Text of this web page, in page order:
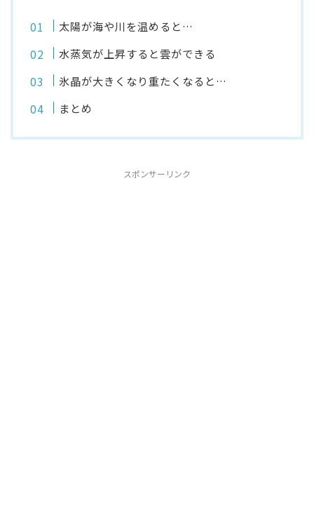
太陽が海や川を温めると…
水蒸気が上昇すると雲ができる
氷晶が大きくなり重たくなると…
まとめ
スポンサーリンク